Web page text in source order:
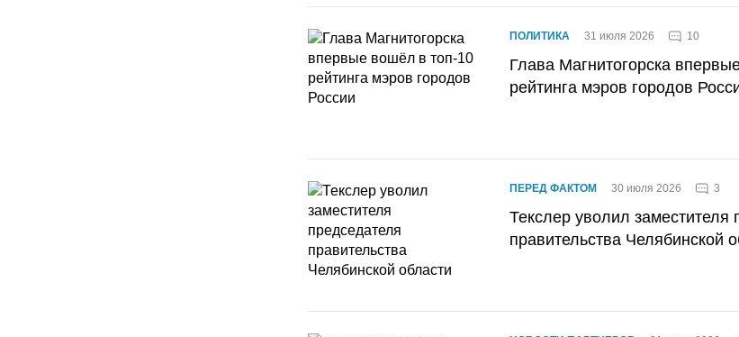
ПОЛИТИКА 31 июля 2026 10
Глава Магнитогорска
рейтинга мэров городов
ПЕРЕД ФАКТОМ 30 июля 2026 3
Текслер уволил заместителя
правительства Челябинской